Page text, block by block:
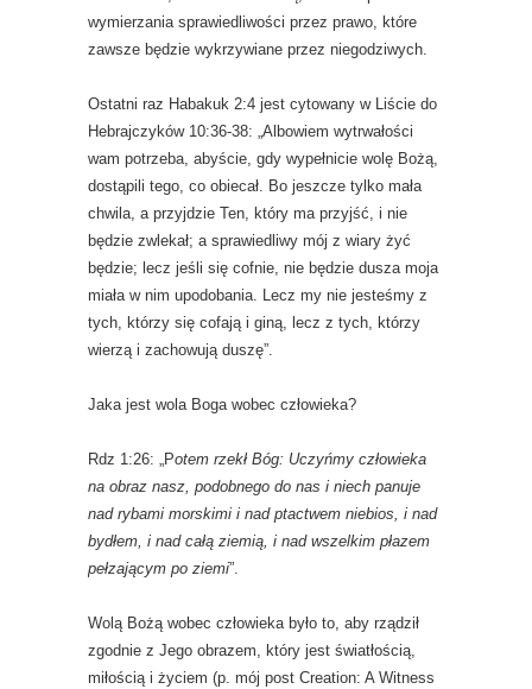
wymierzania sprawiedliwości przez prawo, które
zawsze będzie wykrzywiane przez niegodziwych.
Ostatni raz Habakuk 2:4 jest cytowany w Liście do
Hebrajczyków 10:36-38: „Albowiem wytrwałości
wam potrzeba, abyście, gdy wypełnicie wolę Bożą,
dostąpili tego, co obiecał. Bo jeszcze tylko mała
chwila, a przyjdzie Ten, który ma przyjść, i nie
będzie zwlekał; a sprawiedliwy mój z wiary żyć
będzie; lecz jeśli się cofnie, nie będzie dusza moja
miała w nim upodobania. Lecz my nie jesteśmy z
tych, którzy się cofają i giną, lecz z tych, którzy
wierzą i zachowują duszę”.
Jaka jest wola Boga wobec człowieka?
Rdz 1:26: „Potem rzekł Bóg: Uczyńmy człowieka
na obraz nasz, podobnego do nas i niech panuje
nad rybami morskimi i nad ptactwem niebios, i nad
bydłem, i nad całą ziemią, i nad wszelkim płazem
pełzającym po ziemi”.
Wolą Bożą wobec człowieka było to, aby rządził
zgodnie z Jego obrazem, który jest światłością,
miłością i życiem (p. mój post Creation: A Witness